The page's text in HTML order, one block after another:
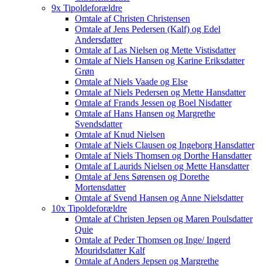
9x Tipoldeforældre
Omtale af Christen Christensen
Omtale af Jens Pedersen (Kalf) og Edel
Andersdatter
Omtale af Las Nielsen og Mette Vistisdatter
Omtale af Niels Hansen og Karine Eriksdatter
Grøn
Omtale af Niels Vaade og Else
Omtale af Niels Pedersen og Mette Hansdatter
Omtale af Frands Jessen og Boel Nisdatter
Omtale af Hans Hansen og Margrethe
Svendsdatter
Omtale af Knud Nielsen
Omtale af Niels Clausen og Ingeborg Hansdatter
Omtale af Niels Thomsen og Dorthe Hansdatter
Omtale af Laurids Nielsen og Mette Hansdatter
Omtale af Jens Sørensen og Dorethe
Mortensdatter
Omtale af Svend Hansen og Anne Nielsdatter
10x Tipoldeforældre
Omtale af Christen Jepsen og Maren Poulsdatter
Quie
Omtale af Peder Thomsen og Inge/ Ingerd
Mouridsdatter Kalf
Omtale af Anders Jepsen og Margrethe